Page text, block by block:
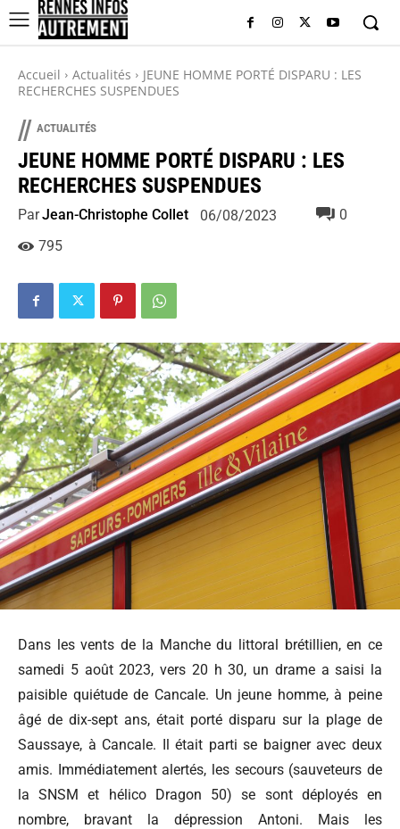
Accueil Actualités
JEUNE HOMME PORTÉ DISPARU : LES
RECHERCHES SUSPENDUES
// ACTUALITÉS
JEUNE HOMME PORTÉ DISPARU : LES
RECHERCHES SUSPENDUES
ParJean-Christophe Collet 06/08/2023
0
795
Dans les vents de la Manche du littoral brétillien, en ce
samedi 5 août 2023, vers 20 h 30, un drame a saisi la
paisible quiétude de Cancale. Un jeune homme, à peine
âgé de dix-sept ans, était porté disparu sur la plage de
Saussaye, à Cancale. Il était parti se baigner avec deux
amis. Immédiatement alertés, les secours (sauveteurs de
la SNSM et hélico Dragon 50) se sont déployés en
nombre, bravant la dépression Antoni. Mais les